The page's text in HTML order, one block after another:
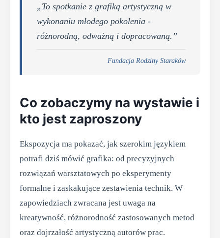
„To spotkanie z grafiką artystyczną w
wykonaniu młodego pokolenia -
różnorodną, odważną i dopracowaną.”
Fundacja Rodziny Staraków
Co zobaczymy na wystawie i
kto jest zaproszony
Ekspozycja ma pokazać, jak szerokim językiem
potrafi dziś mówić grafika: od precyzyjnych
rozwiązań warsztatowych po eksperymenty
formalne i zaskakujące zestawienia technik. W
zapowiedziach zwracana jest uwaga na
kreatywność, różnorodność zastosowanych metod
oraz dojrzałość artystyczną autorów prac.